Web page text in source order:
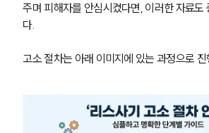
그룹소개
글로벌 파트너 로펌
고객의 소리
주며 피해자를 안심시켰다면, 이러한 자료도
다.
고소 절차는 아래 이미지에 있는 과정으로 진